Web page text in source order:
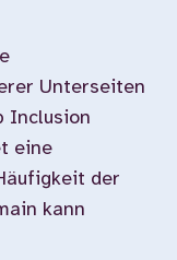
Unterseiten
Inclusion
eine
der
kann